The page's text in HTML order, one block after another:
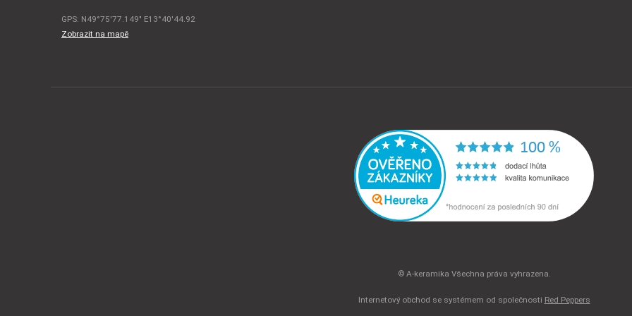
GPS: N49°75'77.149" E13°40'44.92
Zobrazit na mapě
© A-keramika Všechna práva vyhrazena.
Internetový obchod se systémem od společnosti Red Peppers